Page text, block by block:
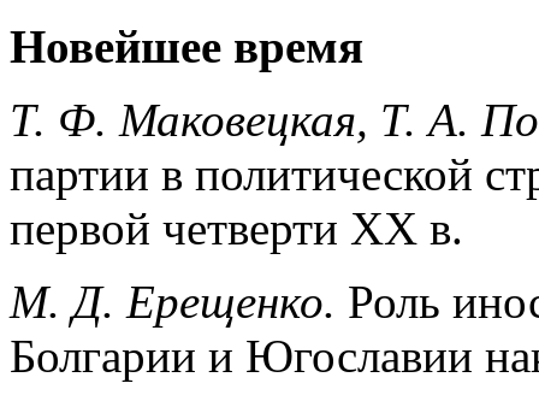
Новейшее время
Т. Ф. Маковецкая, Т. А.
партии в политической
первой четверти XX в.
М. Д. Ерещенко. Роль
Болгарии и Югославии